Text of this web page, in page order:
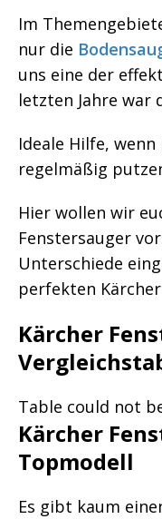
Im
nur die
uns eine der
letzten Jahre war
Ideale Hilfe,
regelmäßig
Hier wollen wir
Fenstersauger
Unterschiede
perfekten
Kärcher
Table could not
Kärcher
Topmodell
Es gibt kaum